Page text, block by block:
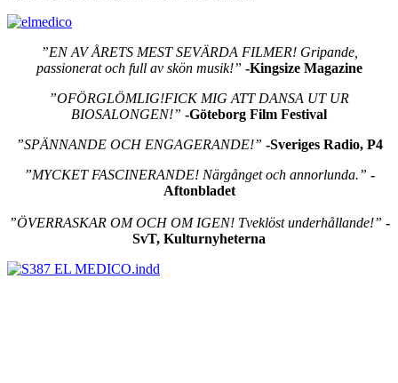
”EN AV ÅRETS MEST SEVÄRDA FILMER! Gripande,
passionerat och full av skön musik!” -Kingsize Magazine
”OFÖRGLÖMLIG!FICK MIG ATT DANSA UT UR
BIOSALONGEN!” -Göteborg Film Festival
”SPÄNNANDE OCH ENGAGERANDE!” -Sveriges Radio, P4
”MYCKET FASCINERANDE! Närgånget och annorlunda.” -
Aftonbladet
”ÖVERRASKAR OM OCH OM IGEN! Tveklöst underhållande!” -
SvT, Kulturnyheterna